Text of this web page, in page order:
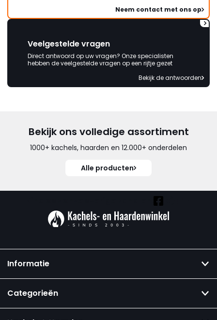
Neem contact met ons op
Veelgestelde vragen
Direct antwoord op uw vragen? Onze specialisten
hebben de veelgestelde vragen op een rijtje gezet
Bekijk de antwoorden
Bekijk ons volledige assortiment
1000+ kachels, haarden en 12.000+ onderdelen
Alle producten
Informatie
Categorieën